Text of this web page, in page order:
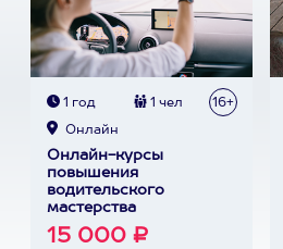
1 год 1 чел 16+
Онлайн
Онлайн-курсы
повышения
водительского
мастерства
15 000 ₽